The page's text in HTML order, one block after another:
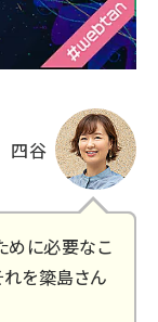
四谷
めに必要なこ
れを簗島さん